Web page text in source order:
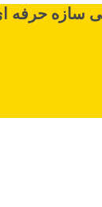
سازه حرفه